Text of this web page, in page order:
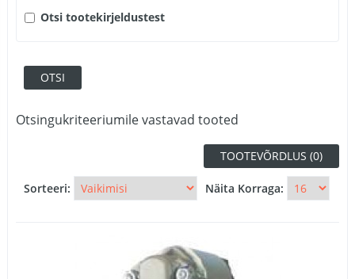
Otsi tootekirjeldustest
Otsingukriteeriumile vastavad tooted
TOOTEVÕRDLUS (0)
Sorteeri: Näita Korraga: